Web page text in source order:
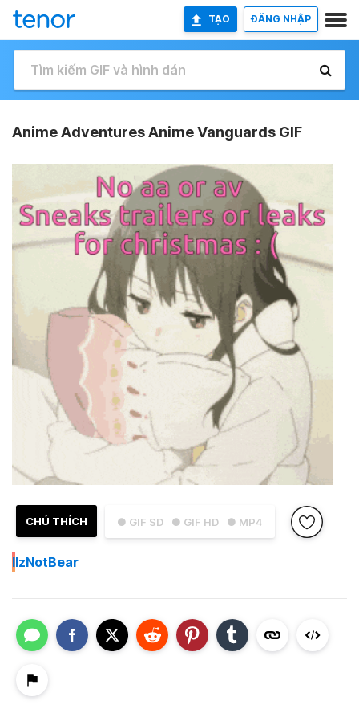
TẠO ĐĂNG NHẬP
Anime Adventures Anime Vanguards GIF
● GIF SD ● GIF HD ● MP4
CHÚ THÍCH
IIzNotBear